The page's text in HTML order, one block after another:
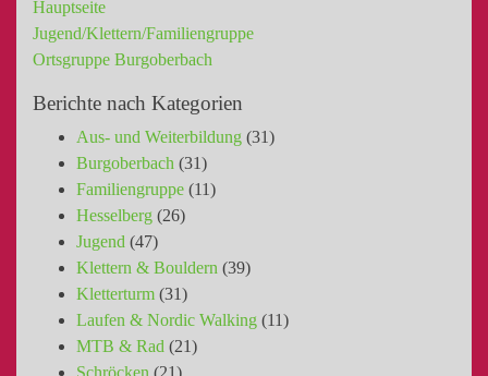
Hauptseite
Jugend/Klettern/Familiengruppe
Ortsgruppe Burgoberbach
Berichte nach Kategorien
Aus- und Weiterbildung (31)
Burgoberbach (31)
Familiengruppe (11)
Hesselberg (26)
Jugend (47)
Klettern & Bouldern (39)
Kletterturm (31)
Laufen & Nordic Walking (11)
MTB & Rad (21)
Schröcken (21)